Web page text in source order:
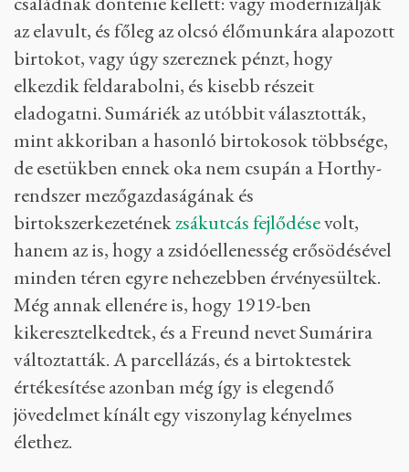
az elavult, és főleg az olcsó élőmunkára alapozott
birtokot, vagy úgy szereznek pénzt, hogy
elkezdik feldarabolni, és kisebb részeit
eladogatni. Sumáriék az utóbbit választották,
mint akkoriban a hasonló birtokosok többsége,
de esetükben ennek oka nem csupán a Horthy-
rendszer mezőgazdaságának és
birtokszerkezeténekzsákutcás fejlődésevolt,
hanem az is, hogy a zsidóellenesség erősödésével
minden téren egyre nehezebben érvényesültek.
Még annak ellenére is, hogy 1919-ben
kikeresztelkedtek, és a Freund nevet Sumárira
változtatták. A parcellázás, és a birtoktestek
értékesítése azonban még így is elegendő
jövedelmet kínált egy viszonylag kényelmes
élethez.